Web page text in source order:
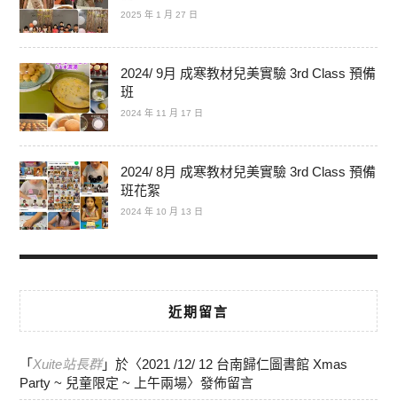
2025 年 1 月 27 日
2024/ 9月 成寒教材兒美實驗 3rd Class 預備
班
2024 年 11 月 17 日
2024/ 8月 成寒教材兒美實驗 3rd Class 預備
班花絮
2024 年 10 月 13 日
近期留言
「 Xuite站長群」於〈2021 /12/ 12 台南歸仁圖書館 Xmas
Party ~ 兒童限定 ~ 上午兩場〉發佈留言